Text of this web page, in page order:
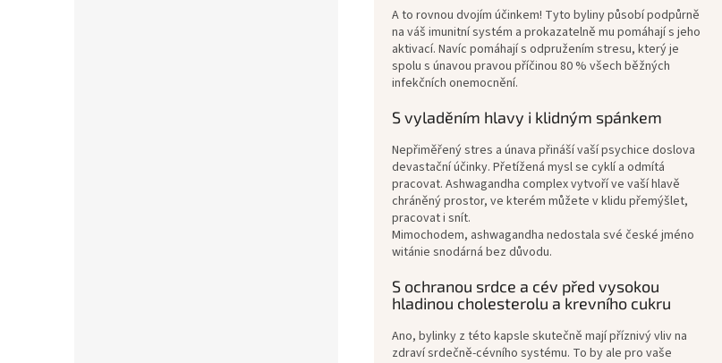
A to rovnou dvojím účinkem! Tyto byliny působí podpůrně
na váš imunitní systém a prokazatelně mu pomáhají s jeho
aktivací. Navíc pomáhají s odpružením stresu, který je
spolu s únavou pravou příčinou 80 % všech běžných
infekčních onemocnění.
S vyladěním hlavy i klidným spánkem
Nepřiměřený stres a únava přináší vaší psychice doslova
devastační účinky. Přetížená mysl se cyklí a odmítá
pracovat. Ashwagandha complex vytvoří ve vaší hlavě
chráněný prostor, ve kterém můžete v klidu přemýšlet,
pracovat i snít.
Mimochodem, ashwagandha nedostala své české jméno
witánie snodárná bez důvodu.
S ochranou srdce a cév před vysokou
hladinou cholesterolu a krevního cukru
Ano, bylinky z této kapsle skutečně mají příznivý vliv na
zdraví srdečně-cévního systému. To by ale pro vaše